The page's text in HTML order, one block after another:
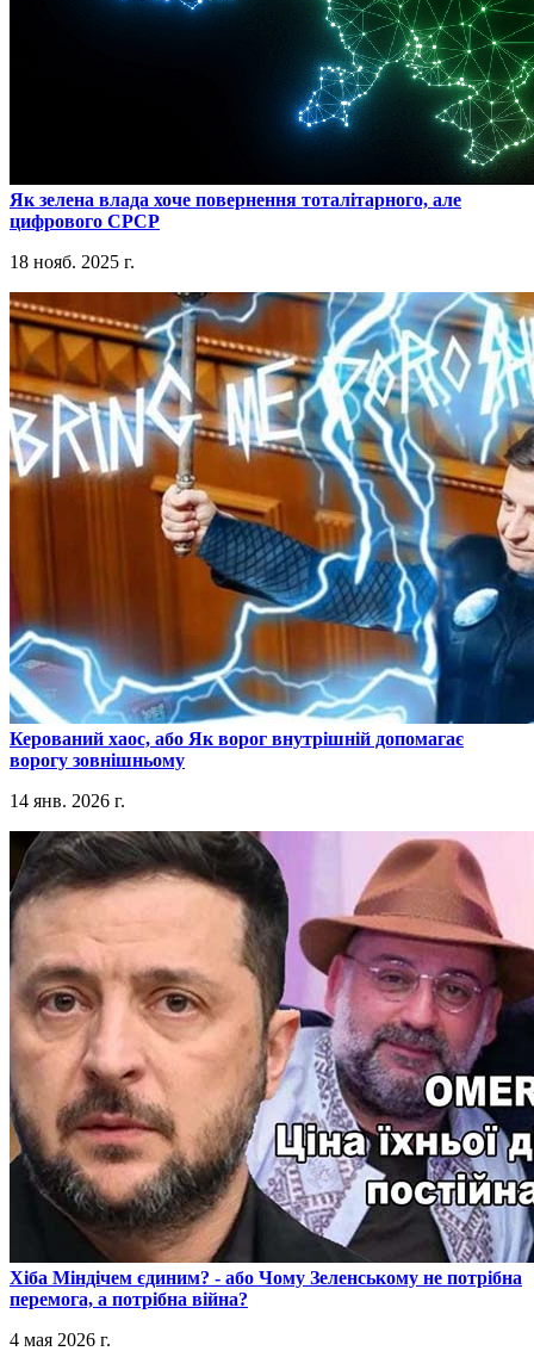
​Як зелена влада хоче повернення тоталітарного, але
цифрового СРСР
18 нояб. 2025 г.
​Керований хаос, або Як ворог внутрішній допомагає
ворогу зовнішньому
14 янв. 2026 г.
​Хіба Міндічем єдиним? - або Чому Зеленському не потрібна
перемога, а потрібна війна?
4 мая 2026 г.